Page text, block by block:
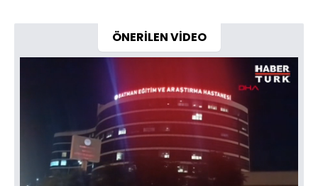
ÖNERİLEN VİDEO